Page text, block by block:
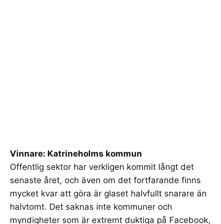
Vinnare: Katrineholms kommun
Offentlig sektor har verkligen kommit långt det
senaste året, och även om det fortfarande finns
mycket kvar att göra är glaset halvfullt snarare än
halvtomt. Det saknas inte kommuner och
myndigheter som är extremt duktiga på Facebook,